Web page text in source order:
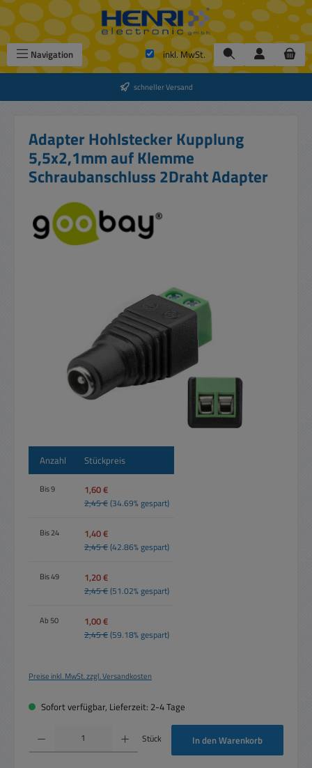
Zum Hauptinhalt springen
Navigation inkl. MwSt.
schneller Versand
Adapter Hohlstecker Kupplung
5,5x2,1mm auf Klemme
Schraubanschluss 2Draht Adapter
Anzahl Stückpreis
Bis9 1,60 €
2,45 €(34.69% gespart)
Bis24 1,40 €
2,45 €(42.86% gespart)
Bis49 1,20 €
2,45 €(51.02% gespart)
Ab 50 1,00 €
2,45 €(59.18% gespart)
Preise inkl. MwSt. zzgl. Versandkosten
Sofort verfügbar, Lieferzeit: 2-4 Tage
Produkt Anzahl: Gib den gewünschten Wert ein oder benutze die Schaltflächen um
Stück In den Warenkorb